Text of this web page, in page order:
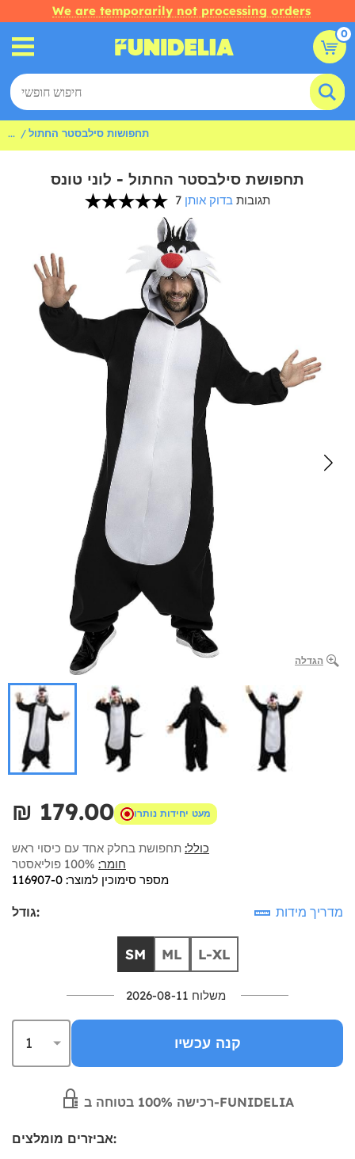
We are temporarily not processing orders
0
... תחפושות סילבסטר החתול
תחפושת סילבסטר החתול - לוני טונס
7 תגובות בדוק אותן
הגדלה
₪‎ 179.00 מעט יחידות נותרו
כולל: תחפושת בחלק אחד עם כיסוי ראש
חומר:
מספר סימוכין למוצר: 116907-0
גודל: מדריך מידות
SM ML L-XL
משלוח 2026-08-11
קנה עכשיו
רכישה 100% בטוחה ב-FUNIDELIA
אביזרים מומלצים: